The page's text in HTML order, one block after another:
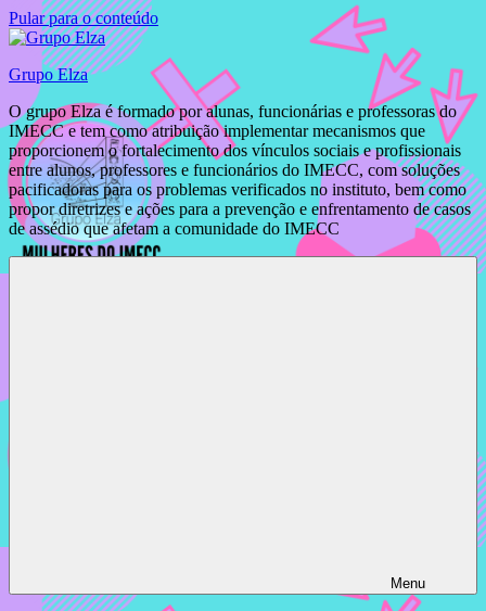
Pular para o conteúdo
Grupo Elza
O grupo Elza é formado por alunas, funcionárias e professoras do
IMECC e tem como atribuição implementar mecanismos que
proporcionem o fortalecimento dos vínculos sociais e profissionais
entre alunos, professores e funcionários do IMECC, com soluções
pacificadoras para os problemas verificados no instituto, bem como
propor diretrizes e ações para a prevenção e enfrentamento de casos
de assédio que afetam a comunidade do IMECC
Menu